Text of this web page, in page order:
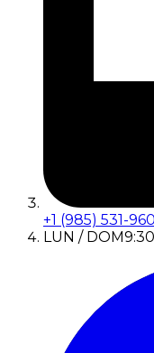
+1 (985) 531-
LUN / DOM